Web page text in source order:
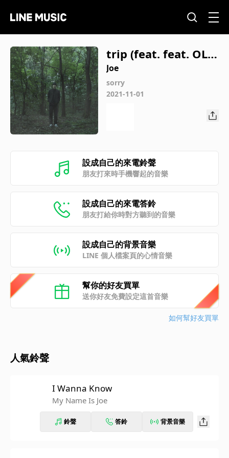
trip (feat. feat. OL v
ine)
Joe
sorry
2021-11-01
設成自己的來電鈴聲
朋友打來時手機響起的音樂
設成自己的來電答鈴
朋友打給你時對方聽到的音樂
設成自己的背景音樂
LINE 個人檔案頁的心情音樂
幫你的好友買單
送你好友免費設定這首音樂
如何幫好友買單
人氣鈴聲
I Wanna Know
My Name Is Joe
鈴聲 答鈴 背景音樂